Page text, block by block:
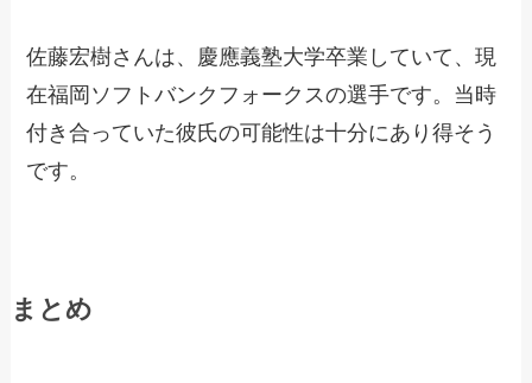
佐藤宏樹さんは、慶應義塾大学卒業していて、現
在福岡ソフトバンクフォークスの選手です。当時
付き合っていた彼氏の可能性は十分にあり得そう
です。
まとめ